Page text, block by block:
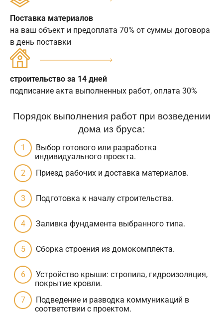
Поставка материалов
на ваш объект и предоплата 70% от суммы договора
в день поставки
строительство за 14 дней
подписание акта выполненных работ, оплата 30%
Порядок выполнения работ при возведении
дома из бруса:
Выбор готового или разработка
индивидуального проекта.
Приезд рабочих и доставка материалов.
Подготовка к началу строительства.
Заливка фундамента выбранного типа.
Сборка строения из домокомплекта.
Устройство крыши: стропила, гидроизоляция,
покрытие кровли.
Подведение и разводка коммуникаций в
соответствии с проектом.